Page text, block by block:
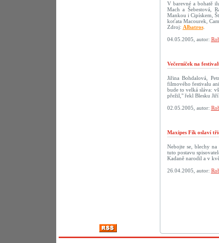
V barevné a bohatě
Mach a Šebestová,
Mankou i Cipískem,
koťata Macourek,
Zdroj: Albatros.
04.05.2005, autor:
Večerníček na
Jiřina Bohdalová,
filmového festivalu
bude to velká sláva:
přežil," řekl Blesku
02.05.2005, autor:
Maxipes Fík oslaví
Nebojte se, blechy
tuto postavu
Kadaně narodil a v
26.04.2005, autor: